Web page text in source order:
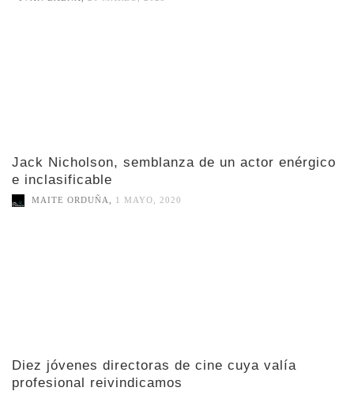
Jack Nicholson, semblanza de un actor enérgico
e inclasificable
MAITE ORDUÑA, 1 MAYO, 2020
Diez jóvenes directoras de cine cuya valía
profesional reivindicamos